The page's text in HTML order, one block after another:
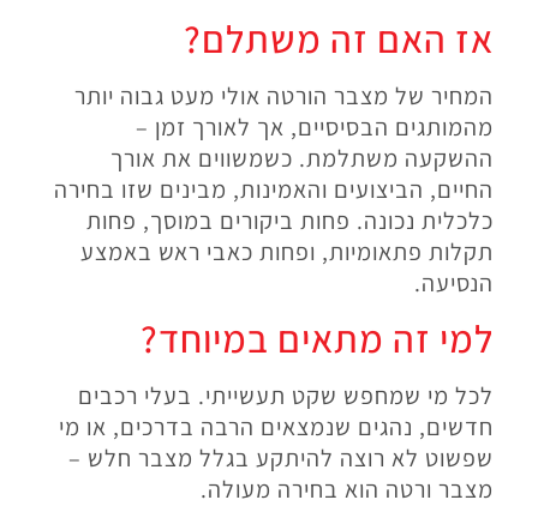
אז האם זה משתלם?
המחיר של מצבר הורטה אולי מעט גבוה יותר
מהמותגים הבסיסיים, אך לאורך זמן –
ההשקעה משתלמת. כשמשווים את אורך
החיים, הביצועים והאמינות, מבינים שזו בחירה
כלכלית נכונה. פחות ביקורים במוסך, פחות
תקלות פתאומיות, ופחות כאבי ראש באמצע
הנסיעה.
למי זה מתאים במיוחד?
לכל מי שמחפש שקט תעשייתי. בעלי רכבים
חדשים, נהגים שנמצאים הרבה בדרכים, או מי
שפשוט לא רוצה להיתקע בגלל מצבר חלש –
מצבר ורטה הוא בחירה מעולה.